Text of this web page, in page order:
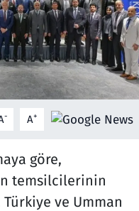
- A+
göre,
temsilcilerinin
ve Umman